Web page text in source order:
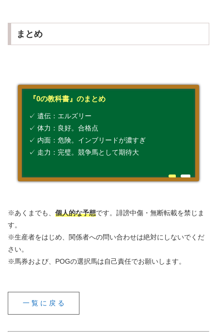
まとめ
『0の教科書』のまとめ
✓ 遺伝：エルズリー
✓ 体力：良好。合格点
✓ 内面：危険。インブリードが濃すぎ
✓ 走力：完璧。競争馬として期待大
※あくまでも、 個人的な予想です。誹謗中傷・無断転載を禁じま
す。
※生産者をはじめ、関係者への問い合わせは絶対にしないでくだ
さい。
※馬券および、POGの選択馬は自己責任でお願いします。
一 覧 に 戻 る